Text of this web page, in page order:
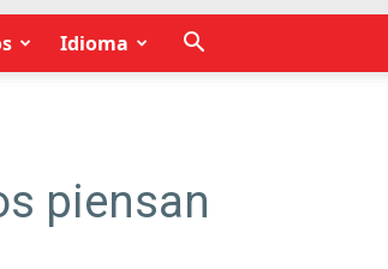
Idioma
piensan